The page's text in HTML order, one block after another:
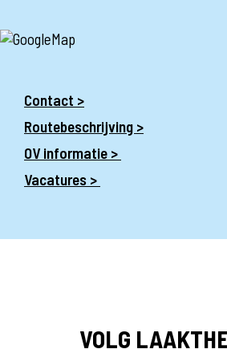
Contact >
Routebeschrijving >
OV informatie >
Vacatures >
VOLG